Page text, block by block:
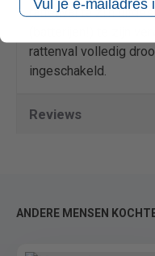
rattenval te zijn
rattenval volledig
ingeschakeld.
Reviews
ANDERE MENSEN